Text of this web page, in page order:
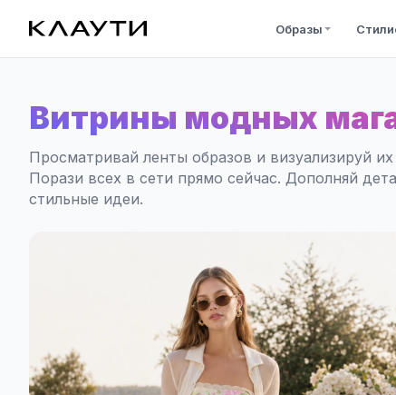
Образы
Витрины модных
Просматривай ленты образов и визуализируй
Порази всех в сети прямо сейчас. Дополняй
стильные идеи.